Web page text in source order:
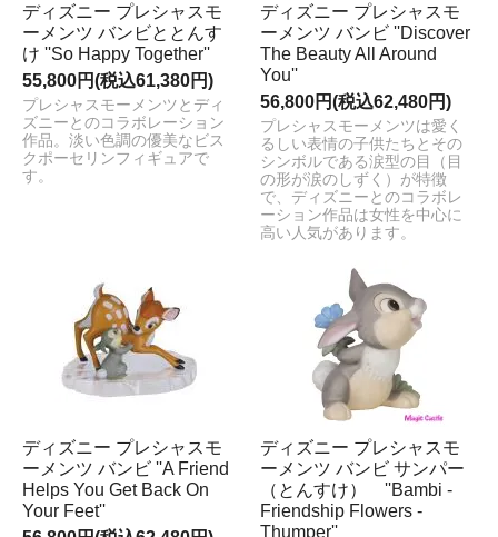
ディズニー プレシャスモ
ーメンツ バンビととんす
け ''So Happy Together''
55,800円(税込61,380円)
プレシャスモーメンツとディ
ズニーとのコラボレーション
作品。淡い色調の優美なビス
クポーセリンフィギュアで
す。
ディズニー プレシャスモ
ーメンツ バンビ ''Discover
The Beauty All Around
You''
56,800円(税込62,480円)
プレシャスモーメンツは愛く
るしい表情の子供たちとその
シンボルである涙型の目（目
の形が涙のしずく）が特徴
で、ディズニーとのコラボレ
ーション作品は女性を中心に
高い人気があります。
ディズニー プレシャスモ
ーメンツ バンビ ''A Friend
Helps You Get Back On
Your Feet''
ディズニー プレシャスモ
ーメンツ バンビ サンパー
（とんすけ） ''Bambi -
Friendship Flowers -
Thumper''